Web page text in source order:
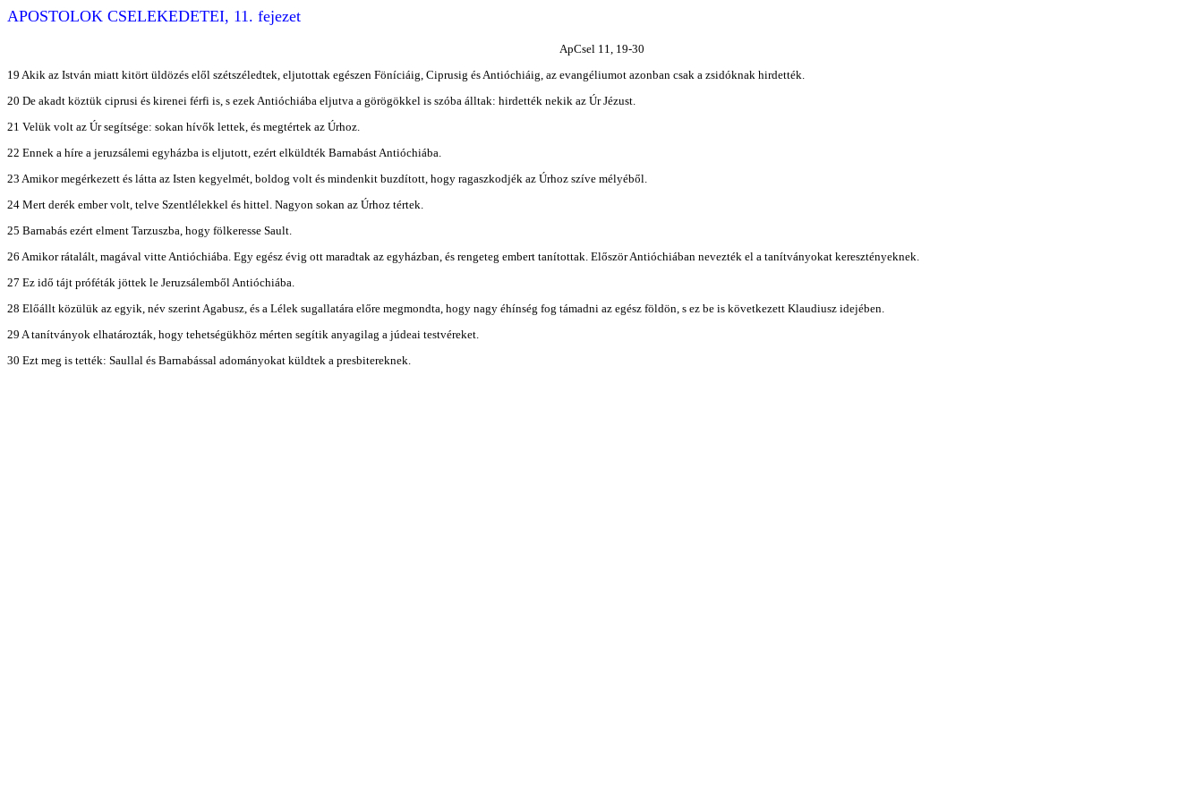
APOSTOLOK CSELEKEDETEI, 11. fejezet
ApCsel 11, 19-30
19 Akik az István miatt kitört üldözés elől szétszéledtek, eljutottak egészen Föníciáig, Ciprusig és Antióchiáig, az evangéliumot azonban csak a zsidóknak hirdették.
20 De akadt köztük ciprusi és kirenei férfi is, s ezek Antióchiába eljutva a görögökkel is szóba álltak: hirdették nekik az Úr Jézust.
21 Velük volt az Úr segítsége: sokan hívők lettek, és megtértek az Úrhoz.
22 Ennek a híre a jeruzsálemi egyházba is eljutott, ezért elküldték Barnabást Antióchiába.
23 Amikor megérkezett és látta az Isten kegyelmét, boldog volt és mindenkit buzdított, hogy ragaszkodjék az Úrhoz szíve mélyéből.
24 Mert derék ember volt, telve Szentlélekkel és hittel. Nagyon sokan az Úrhoz tértek.
25 Barnabás ezért elment Tarzuszba, hogy fölkeresse Sault.
26 Amikor rátalált, magával vitte Antióchiába. Egy egész évig ott maradtak az egyházban, és rengeteg embert tanítottak. Először Antióchiában nevezték el a tanítványokat keresztényeknek.
27 Ez idő tájt próféták jöttek le Jeruzsálemből Antióchiába.
28 Előállt közülük az egyik, név szerint Agabusz, és a Lélek sugallatára előre megmondta, hogy nagy éhínség fog támadni az egész földön, s ez be is következett Klaudiusz idejében.
29 A tanítványok elhatározták, hogy tehetségükhöz mérten segítik anyagilag a júdeai testvéreket.
30 Ezt meg is tették: Saullal és Barnabással adományokat küldtek a presbitereknek.